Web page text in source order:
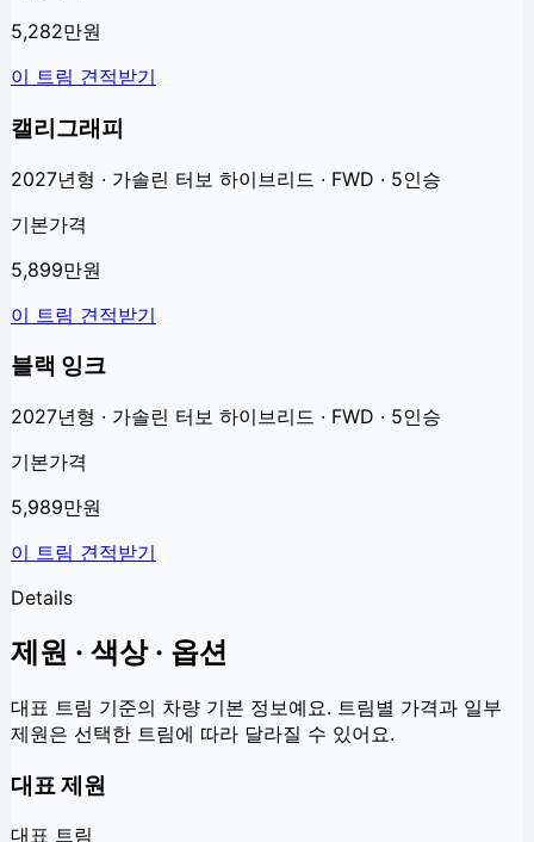
5,282만원
이 트림 견적받기
캘리그래피
2027년형 · 가솔린 터보 하이브리드 · FWD · 5인승
기본가격
5,899만원
이 트림 견적받기
블랙 잉크
2027년형 · 가솔린 터보 하이브리드 · FWD · 5인승
기본가격
5,989만원
이 트림 견적받기
Details
제원 · 색상 · 옵션
대표 트림 기준의 차량 기본 정보예요. 트림별 가격과 일부
제원은 선택한 트림에 따라 달라질 수 있어요.
대표 제원
대표 트림